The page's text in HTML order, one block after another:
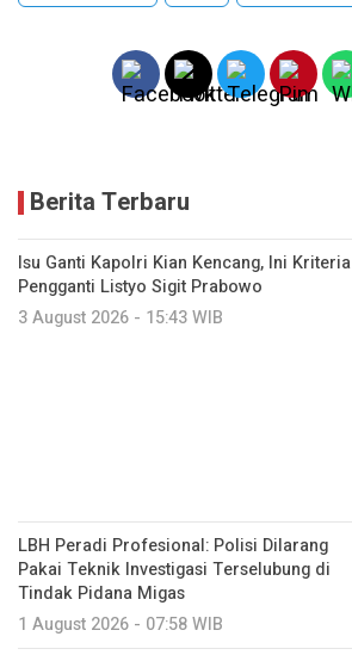
Berita Terbaru
Isu Ganti Kapolri Kian Kencang, Ini Kriteria
Pengganti Listyo Sigit Prabowo
3 August 2026 - 15:43 WIB
LBH Peradi Profesional: Polisi Dilarang
Pakai Teknik Investigasi Terselubung di
Tindak Pidana Migas
1 August 2026 - 07:58 WIB